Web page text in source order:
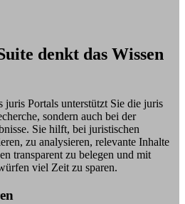
denkt das Wissen
juris Portals unterstützt Sie die juris
sondern auch bei der
Sie hilft, bei juristischen
zu analysieren, relevante Inhalte
transparent zu belegen und mit
viel Zeit zu sparen.